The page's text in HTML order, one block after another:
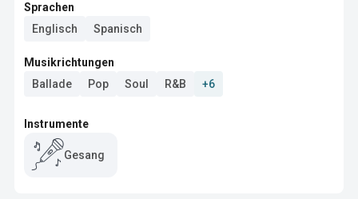
Sprachen
Englisch
Spanisch
Musikrichtungen
Ballade
Pop Soul R&B +6
Instrumente
Gesang